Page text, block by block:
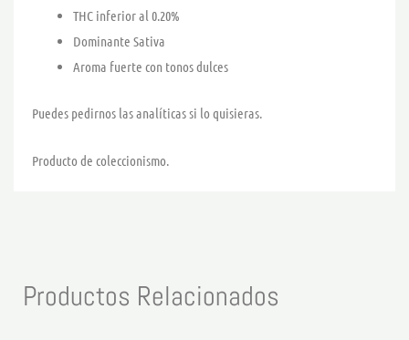
THC inferior al 0.20%
Dominante Sativa
Aroma fuerte con tonos dulces
Puedes pedirnos las analíticas si lo quisieras.
Producto de coleccionismo.
Productos Relacionados